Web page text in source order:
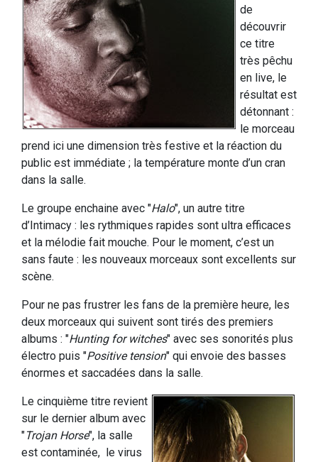
de
découvrir
ce titre
très pêchu
en live, le
résultat est
détonnant :
le morceau
prend ici une dimension très festive et la réaction du
public est immédiate ; la température monte d’un cran
dans la salle.
Le groupe enchaine avec "Halo", un autre titre
d’Intimacy : les rythmiques rapides sont ultra efficaces
et la mélodie fait mouche. Pour le moment, c’est un
sans faute : les nouveaux morceaux sont excellents sur
scène.
Pour ne pas frustrer les fans de la première heure, les
deux morceaux qui suivent sont tirés des premiers
albums : "Hunting for witches" avec ses sonorités plus
électro puis "Positive tension" qui envoie des basses
énormes et saccadées dans la salle.
Le cinquième titre revient
sur le dernier album avec
"Trojan Horse", la salle
est contaminée, le virus